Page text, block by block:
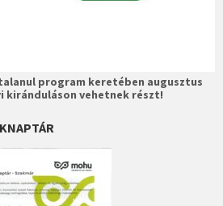
program keretében augusztus
kiránduláson vehetnek részt!